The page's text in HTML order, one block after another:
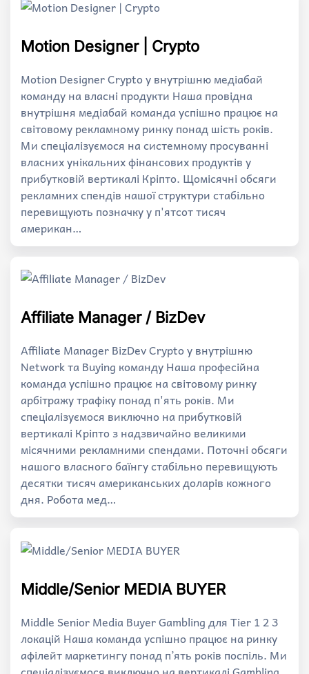
Motion Designer | Crypto
Motion Designer Crypto у внутрішню медіабай
команду на власні продукти Наша провідна
внутрішня медіабай команда успішно працює на
світовому рекламному ринку понад шість років.
Ми спеціалізуємося на системному просуванні
власних унікальних фінансових продуктів у
прибутковій вертикалі Кріпто. Щомісячні обсяги
рекламних спендів нашої структури стабільно
перевищують позначку у п'ятсот тисяч
американ…
Affiliate Manager / BizDev
Affiliate Manager BizDev Crypto у внутрішню
Network та Buying команду Наша професійна
команда успішно працює на світовому ринку
арбітражу трафіку понад п'ять років. Ми
спеціалізуємося виключно на прибутковій
вертикалі Кріпто з надзвичайно великими
місячними рекламними спендами. Поточні обсяги
нашого власного баїнгу стабільно перевищують
десятки тисяч американських доларів кожного
дня. Робота мед…
Middle/Senior MEDIA BUYER
Middle Senior Media Buyer Gambling для Tier 1 2 3
локацій Наша команда успішно працює на ринку
афілейт маркетингу понад п’ять років поспіль. Ми